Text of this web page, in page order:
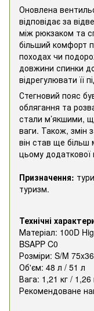
Оновлена
відповідає за
між рюкзаком та
більший комфорт
походах чи
довжини спинки
відрегулювати її
Стегновий пояс
облягання та
стали м’якшими,
ваги. Також, змін
він став ще
цьому додаткової
Призначення:
туризм.
Технічні
Матеріал: 100D
BSAPP C0
Розміри: S/M
Об'єм: 48 л / 51 л
Вага: 1,21 кг / 1,26
Рекомендоване